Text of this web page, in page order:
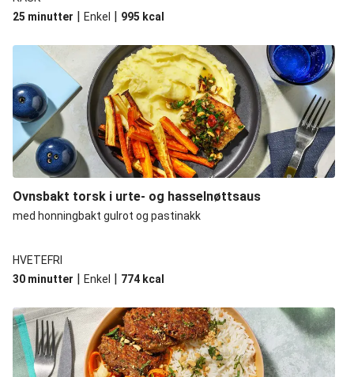
25 minutter | Enkel | 995 kcal
Ovnsbakt torsk i urte- og hasselnøttsaus
med honningbakt gulrot og pastinakk
HVETEFRI
30 minutter | Enkel | 774 kcal